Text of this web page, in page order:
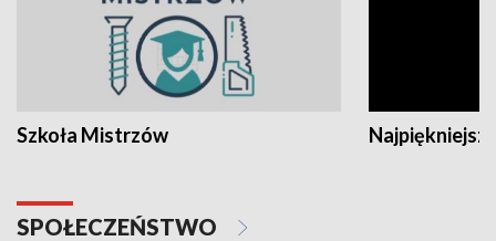
Szkoła Mistrzów
SPOŁECZEŃSTWO